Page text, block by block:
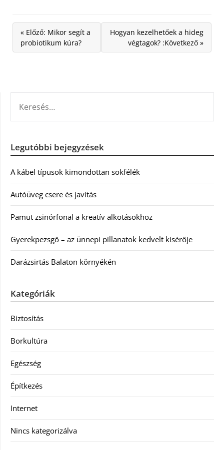
« Előző: Mikor segít a
probiotikum kúra?
Hogyan kezelhetőek a hideg
végtagok? :Következő »
Legutóbbi bejegyzések
A kábel típusok kimondottan sokfélék
Autóüveg csere és javítás
Pamut zsinórfonal a kreatív alkotásokhoz
Gyerekpezsgő – az ünnepi pillanatok kedvelt kísérője
Darázsirtás Balaton környékén
Kategóriák
Biztosítás
Borkultúra
Egészség
Építkezés
Internet
Nincs kategorizálva